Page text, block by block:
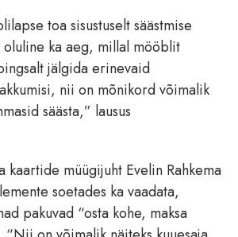
toa sisustuselt säästmise
oluline ka aeg, millal mööblit
jälgida erinevaid
nii on mõnikord võimalik
säästa,” lausus
kaartide müügijuht Evelin Rahkema
soetades ka vaadata,
pakuvad “osta kohe, maksa